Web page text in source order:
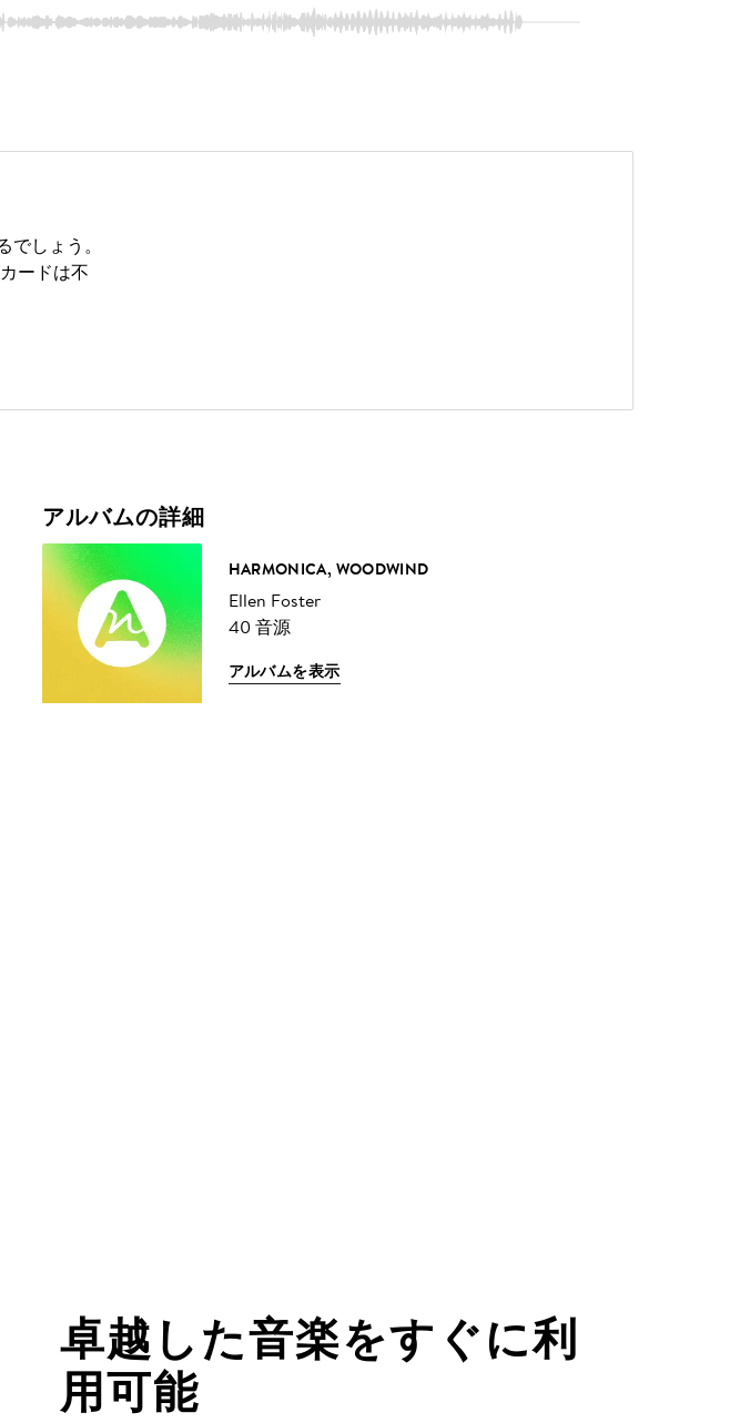
しょう。
ードは不
アルバムの詳細
HARMONICA, WOODWIND
Ellen Foster
40 音源
アルバムを表示
卓越した音楽をすぐに利
用可能